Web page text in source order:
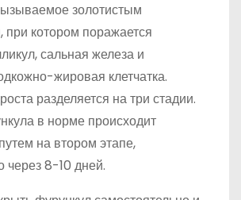
золотистым
при котором поражается
сальная железа и
жировая клетчатка.
разделяется на три стадии.
в норме происходит
на втором этапе,
через 8-10 дней.